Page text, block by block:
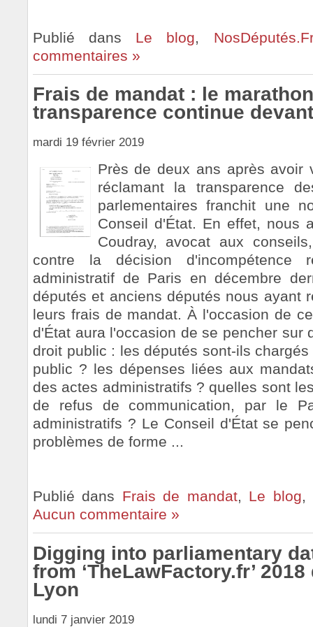
Publié dans Le blog, NosDéputés.Fr
commentaires »
Frais de mandat : le
transparence continue
mardi 19 février 2019
Près de deux ans après avoir
réclamant la transparence
parlementaires franchit une
Conseil d'État. En effet, nous
Coudray, avocat aux
contre la décision d'incompétence
administratif de Paris en décembre
députés et anciens députés nous ayant
leurs frais de mandat. À l'occasion de
d'État aura l'occasion de se pencher sur
droit public : les députés sont-ils
public ? les dépenses liées aux
des actes administratifs ? quelles sont
de refus de communication, par le
administratifs ? Le Conseil d'État se
problèmes de forme ...
Publié dans Frais de mandat, Le blog,
Aucun commentaire »
Digging into parliamentary
from ‘TheLawFactory.fr’
Lyon
lundi 7 janvier 2019